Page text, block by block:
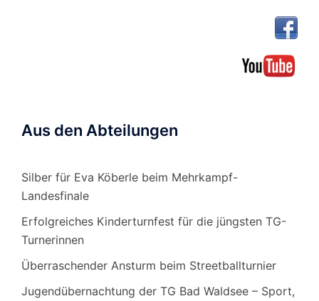
Aus den Abteilungen
Silber für Eva Köberle beim Mehrkampf-
Landesfinale
Erfolgreiches Kinderturnfest für die jüngsten TG-
Turnerinnen
Überraschender Ansturm beim Streetballturnier
Jugendübernachtung der TG Bad Waldsee – Sport,